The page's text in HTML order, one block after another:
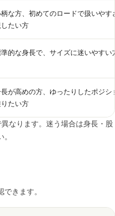
な方、初めてのロードで扱いやす
たい方
的な身長で、サイズに迷いやすい
が高めの方、ゆったりしたポジシ
たい方
なります。迷う場合は身長・股
きます。